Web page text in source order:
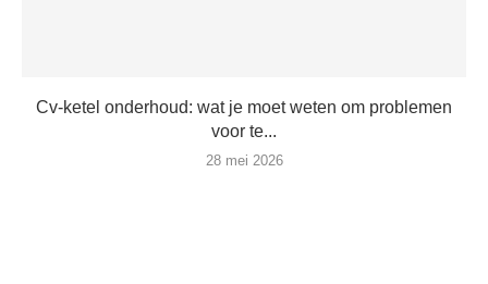
Cv-ketel onderhoud: wat je moet weten om problemen
voor te...
28 mei 2026